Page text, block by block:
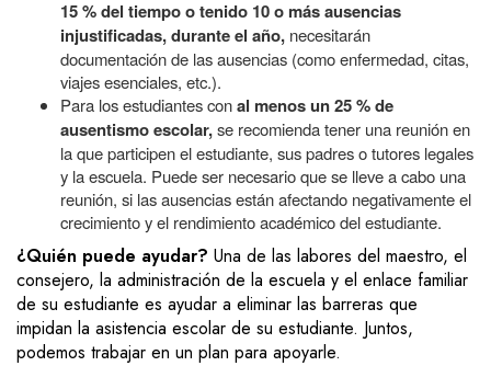
15 % del tiempo o tenido 10 o más ausencias
injustificadas, durante el año, necesitarán
documentación de las ausencias (como enfermedad, citas,
viajes esenciales, etc.).
Para los estudiantes conal menos un 25 % de
ausentismo escolar,se recomienda tener una reunión en
la que participen el estudiante, sus padres o tutores legales
y la escuela. Puede ser necesario que se lleve a cabo una
reunión, si las ausencias están afectando negativamente el
crecimiento y el rendimiento académico del estudiante.
¿Quién puede ayudar? Una de las labores del maestro, el
consejero, la administración de la escuela y el enlace familiar
de su estudiante es ayudar a eliminar las barreras que
impidan la asistencia escolar de su estudiante. Juntos,
podemos trabajar en un plan para apoyarle.